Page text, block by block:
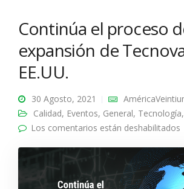
Continúa el proceso
expansión de
EE.UU.
30 Agosto, 2021
Calidad, Eventos, General, Tecnología,
Los comentarios están deshabilitados